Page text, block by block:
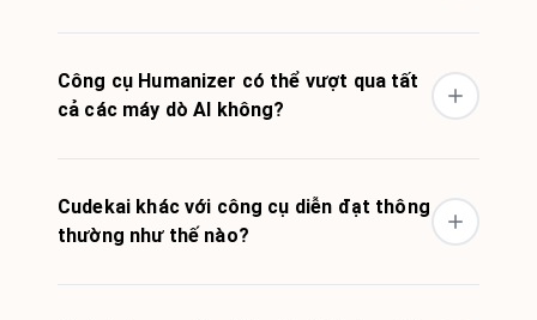
Công cụ Humanizer có thể vượt qua tất
cả các máy dò AI không?
Cudekai khác với công cụ diễn đạt thông
thường như thế nào?